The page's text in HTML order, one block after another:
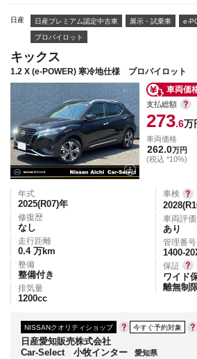
日産 日産プレミアム認定中古車 展示・試乗車 e-
プロパイロット
キックス
1.2 X (e-POWER) 寒冷地仕様 プロパイロット
車両価
支払総額
273.6万
車両価格
262.0万円
(税込 *10%)
年式
2025(R07)年
修復歴
なし
走行距離
0.4 万km
整備
整備付き
排気量
1200cc
車検
車両評
あり
管理番号
1400-
保証
ワイド
離無制
NISSANクオリティショップ 今すぐ予約対象
日産愛知販売株式会社
Car-Select 小牧インター
愛知県